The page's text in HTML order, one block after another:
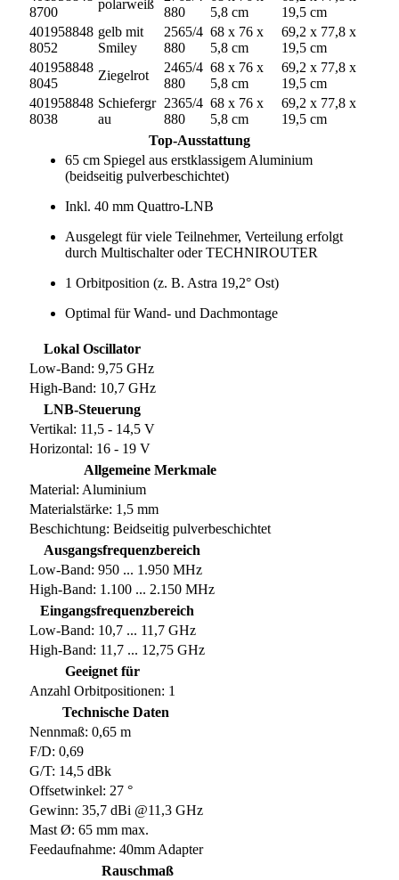
8700
polarweiß
880
5,8 cm
19,5 cm
401958848
8052
gelb mit
Smiley
2565/4
880
68 x 76 x
5,8 cm
69,2 x 77,8 x
19,5 cm
401958848
8045
Ziegelrot
2465/4
880
68 x 76 x
5,8 cm
69,2 x 77,8 x
19,5 cm
401958848
8038
Schiefergr
au
2365/4
880
68 x 76 x
5,8 cm
69,2 x 77,8 x
19,5 cm
Top-Ausstattung
65 cm Spiegel aus erstklassigem Aluminium
(beidseitig pulverbeschichtet)
Inkl. 40 mm Quattro-LNB
Ausgelegt für viele Teilnehmer, Verteilung erfolgt
durch Multischalter oder TECHNIROUTER
1 Orbitposition (z. B. Astra 19,2° Ost)
Optimal für Wand- und Dachmontage
Lokal Oscillator
Low-Band: 9,75 GHz
High-Band: 10,7 GHz
LNB-Steuerung
Vertikal: 11,5 - 14,5 V
Horizontal: 16 - 19 V
Allgemeine Merkmale
Material: Aluminium
Materialstärke: 1,5 mm
Beschichtung: Beidseitig pulverbeschichtet
Ausgangsfrequenzbereich
Low-Band: 950 ... 1.950 MHz
High-Band: 1.100 ... 2.150 MHz
Eingangsfrequenzbereich
Low-Band: 10,7 ... 11,7 GHz
High-Band: 11,7 ... 12,75 GHz
Geeignet für
Anzahl Orbitpositionen: 1
Technische Daten
Nennmaß: 0,65 m
F/D: 0,69
G/T: 14,5 dBk
Offsetwinkel: 27 °
Gewinn: 35,7 dBi @11,3 GHz
Mast Ø: 65 mm max.
Feedaufnahme: 40mm Adapter
Rauschmaß